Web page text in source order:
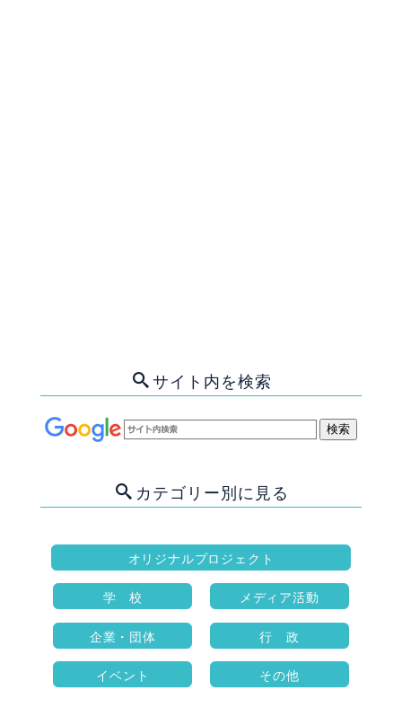
サイト内を検索
カテゴリー別に見る
オリジナルプロジェクト
学 校 メディア活動
企業・団体 行 政
イベント その他